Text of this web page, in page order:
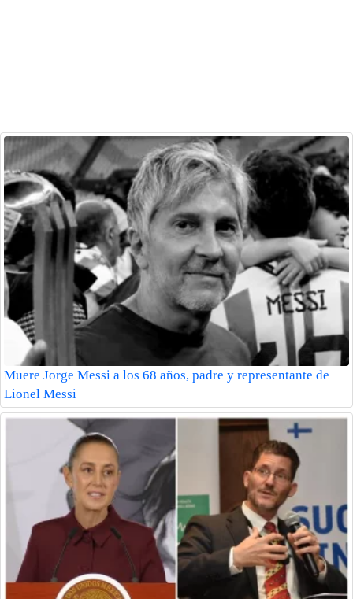
Muere Jorge Messi a los 68 años, padre y representante de
Lionel Messi